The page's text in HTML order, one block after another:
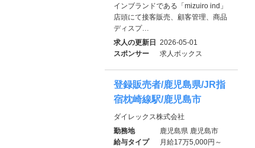
インブランドである「mizuiro ind」
店頭にて接客販売、顧客管理、商品
ディスプ…
求人の更新日
2026-05-01
スポンサー
求人ボックス
登録販売者/鹿児島県/JR指
宿枕崎線駅/鹿児島市
ダイレックス株式会社
勤務地
鹿児島県 鹿児島市
給与タイプ
月給17万5,000円～